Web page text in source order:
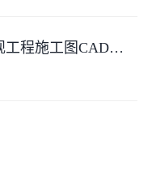
中学校园前广场园林景观工程施工图CAD文件（教育空间深化版）